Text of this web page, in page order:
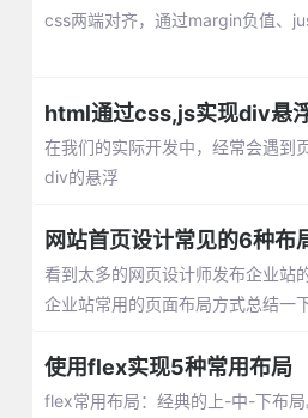
css两端对齐，通过margin负值、
html通过css,js实现div悬
在我们的实际开发中，经常会遇到
div的悬浮
网站首页设计常见的6种布
看到太多的网页设计师发布企业站
企业站常用的页面布局方式总结一
使用flex实现5种常用布局
flex常用布局：经典的上-中-下布